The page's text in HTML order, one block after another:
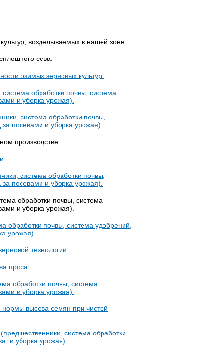
возделываемых в нашей зоне.
сева.
озимых зерновых культур.
обработки почвы, система
и уборка урожая).
система обработки почвы,
посевами и уборка урожая).
производстве.
система обработки почвы,
посевами и уборка урожая).
обработки почвы, система
и уборка урожая).
обработки почвы, система удобрений,
урожая).
технологии.
проса.
обработки почвы, система
и уборка урожая).
нормы высева семян при чистой
система обработки
и уборка урожая).